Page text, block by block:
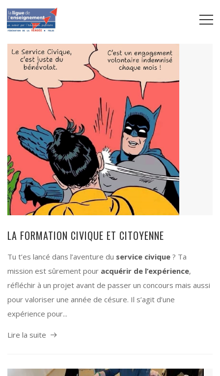
LA FORMATION CIVIQUE ET CITOYENNE
Tu t’es lancé dans l’aventure du service civique ? Ta
mission est sûrement pour acquérir de l’expérience,
réfléchir à un projet avant de passer un concours mais aussi
pour valoriser une année de césure. Il s’agit d’une
expérience pour...
Lire la suite